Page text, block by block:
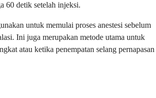
60 detik setelah injeksi.
untuk memulai proses anestesi sebelum
Ini juga merupakan metode utama untuk
atau ketika penempatan selang pernapasan